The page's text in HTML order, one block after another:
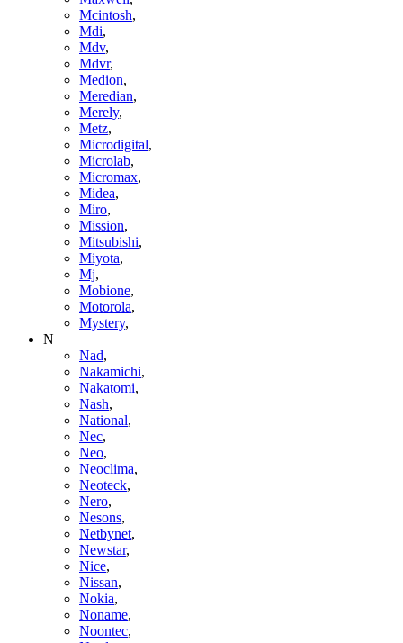
Mcintosh,
Mdi,
Mdv,
Mdvr,
Medion,
Meredian,
Merely,
Metz,
Microdigital,
Microlab,
Micromax,
Midea,
Miro,
Mission,
Mitsubishi,
Miyota,
Mj,
Mobione,
Motorola,
Mystery,
N
Nad,
Nakamichi,
Nakatomi,
Nash,
National,
Nec,
Neo,
Neoclima,
Neoteck,
Nero,
Nesons,
Netbynet,
Newstar,
Nice,
Nissan,
Nokia,
Noname,
Noontec,